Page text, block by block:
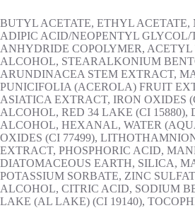
BUTYL ACETATE, ETHYL ACETATE,
ADIPIC ACID/NEOPENTYL
ANHYDRIDE COPOLYMER,
ALCOHOL, STEARALKONIUM
ARUNDINACEA STEM EXTRACT,
PUNICIFOLIA (ACEROLA) FRUIT
ASIATICA EXTRACT, IRON OXIDES
ALCOHOL, RED 34 LAKE (CI 15880),
ALCOHOL, HEXANAL, WATER
OXIDES (CI 77499),
EXTRACT, PHOSPHORIC ACID,
DIATOMACEOUS EARTH, SILICA,
POTASSIUM SORBATE, ZINC
ALCOHOL, CITRIC ACID, SODIUM
LAKE (AL LAKE) (CI 19140),